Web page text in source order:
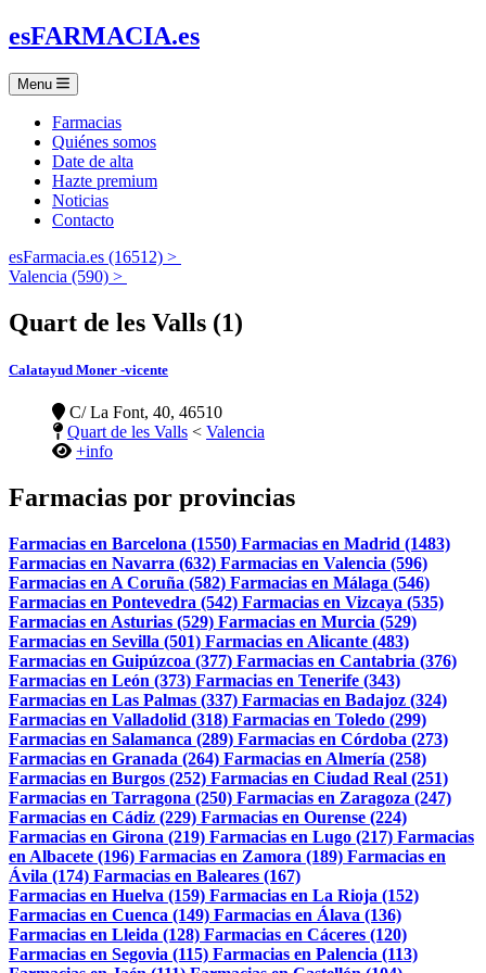
esFARMACIA.es
Menu
Farmacias
Quiénes somos
Date de alta
Hazte premium
Noticias
Contacto
esFarmacia.es (16512) >
Valencia (590) >
Quart de les Valls (1)
Calatayud Moner -vicente
C/ La Font, 40, 46510
Quart de les Valls < Valencia
+info
Farmacias por provincias
Farmacias en Barcelona (1550) Farmacias en Madrid (1483)
Farmacias en Navarra (632) Farmacias en Valencia (596)
Farmacias en A Coruña (582) Farmacias en Málaga (546)
Farmacias en Pontevedra (542) Farmacias en Vizcaya (535)
Farmacias en Asturias (529) Farmacias en Murcia (529)
Farmacias en Sevilla (501) Farmacias en Alicante (483)
Farmacias en Guipúzcoa (377) Farmacias en Cantabria (376)
Farmacias en León (373) Farmacias en Tenerife (343)
Farmacias en Las Palmas (337) Farmacias en Badajoz (324)
Farmacias en Valladolid (318) Farmacias en Toledo (299)
Farmacias en Salamanca (289) Farmacias en Córdoba (273)
Farmacias en Granada (264) Farmacias en Almería (258)
Farmacias en Burgos (252) Farmacias en Ciudad Real (251)
Farmacias en Tarragona (250) Farmacias en Zaragoza (247)
Farmacias en Cádiz (229) Farmacias en Ourense (224)
Farmacias en Girona (219) Farmacias en Lugo (217) Farmacias
en Albacete (196) Farmacias en Zamora (189) Farmacias en
Ávila (174) Farmacias en Baleares (167)
Farmacias en Huelva (159) Farmacias en La Rioja (152)
Farmacias en Cuenca (149) Farmacias en Álava (136)
Farmacias en Lleida (128) Farmacias en Cáceres (120)
Farmacias en Segovia (115) Farmacias en Palencia (113)